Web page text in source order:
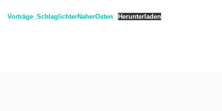
Vorträge_SchlaglichterNaherOsten Herunterladen